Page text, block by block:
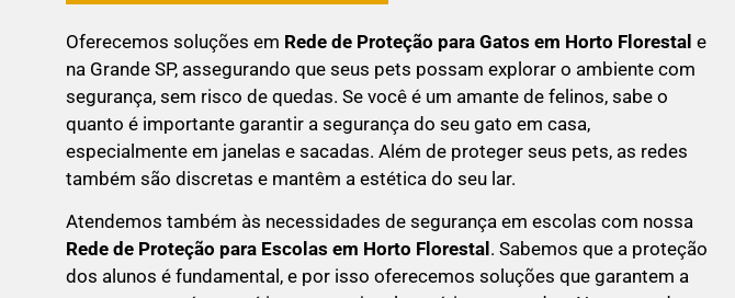
Oferecemos soluções em Rede de Proteção para Gatos em Horto Florestal e
na Grande SP, assegurando que seus pets possam explorar o ambiente com
segurança, sem risco de quedas. Se você é um amante de felinos, sabe o
quanto é importante garantir a segurança do seu gato em casa,
especialmente em janelas e sacadas. Além de proteger seus pets, as redes
também são discretas e mantêm a estética do seu lar.
Atendemos também às necessidades de segurança em escolas com nossa
Rede de Proteção para Escolas em Horto Florestal. Sabemos que a proteção
dos alunos é fundamental, e por isso oferecemos soluções que garantem a